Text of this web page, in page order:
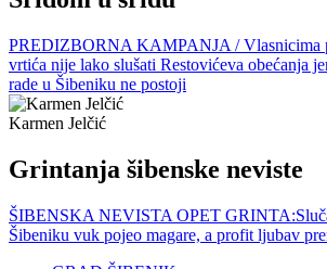
PREDIZBORNA KAMPANJA / Vlasnicima
vrtića nije lako slušati Restovićeva obećanja
rade u Šibeniku ne postoji
Karmen Jelčić
Grintanja šibenske neviste
ŠIBENSKA NEVISTA OPET
Šibeniku vuk pojeo magare, a profit ljubav